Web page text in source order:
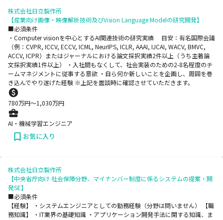
株式会社日立製作所
【産業向け画像・映像解析技術及びVision Language Modelの研究開発】
■必須条件
・Computer visionを中心とするAI関連技術の研究実績 目安：有名国際会議
（例：CVPR, ICCV, ECCV, ICML, NeurIPS, ICLR, AAAI, IJCAI, WACV, BMVC,
ACCV, ICPR）またはジャーナルにおける論文採択実績2件以上（うち主著論
文採択実績1件以上） ・入社間もなくして、社会実装のための2-8名程度のチ
ームマネジメントに従事する意欲 ・自ら何か新しいことを企画し、周囲を巻
き込んでやり遂げた経験 ※上記を面談時に確認させていただきます。
780万円〜1,030万円
AI・機械学習エンジニア
お気に入り
株式会社日立製作所
【中央省庁向け 社会保障分野、マイナンバー制度に係るシステムの提案・開
発SE】
■必須条件
【経験】 ・システムエンジニアとしての勤務経験（分野は問いません） 【職
務知識】 ・IT業界の基礎知識 ・アプリケーション開発手法に関する知識、ま